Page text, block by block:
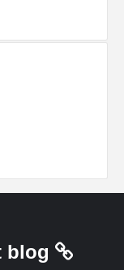
blog